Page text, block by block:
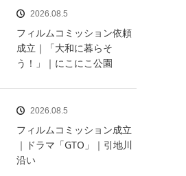
2026.08.5
フィルムコミッション依頼
成立｜「大和に暮らそ
う！」｜にこにこ公園
2026.08.5
フィルムコミッション成立
｜ドラマ「GTO」｜引地川
沿い